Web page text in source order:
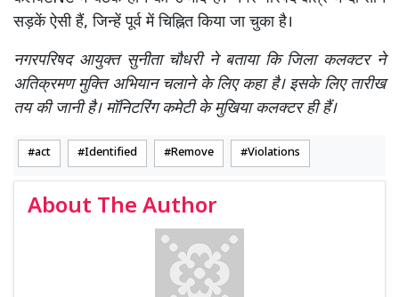
सड़कें ऐसी हैं, जिन्हें पूर्व में चिह्नित किया जा चुका है।
नगरपरिषद आयुक्त सुनीता चौधरी ने बताया कि जिला कलक्टर ने
अतिक्रमण मुक्ति अभियान चलाने के लिए कहा है। इसके लिए तारीख
तय की जानी है। मॉनिटरिंग कमेटी के मुखिया कलक्टर ही हैं।
act Identified Remove Violations
About The Author